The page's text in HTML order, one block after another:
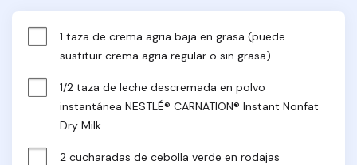
1 taza de crema agria baja en grasa (puede
sustituir crema agria regular o sin grasa)
1/2 taza de leche descremada en polvo
instantánea NESTLÉ® CARNATION® Instant Nonfat
Dry Milk
2 cucharadas de cebolla verde en rodajas